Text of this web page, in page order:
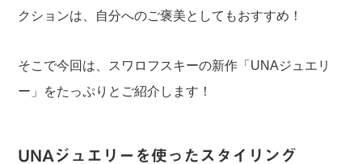
クションは、自分へのご褒美としてもおすすめ！
そこで今回は、スワロフスキーの新作「UNAジュエリ
ー」をたっぷりとご紹介します！
UNAジュエリーを使ったスタイリング